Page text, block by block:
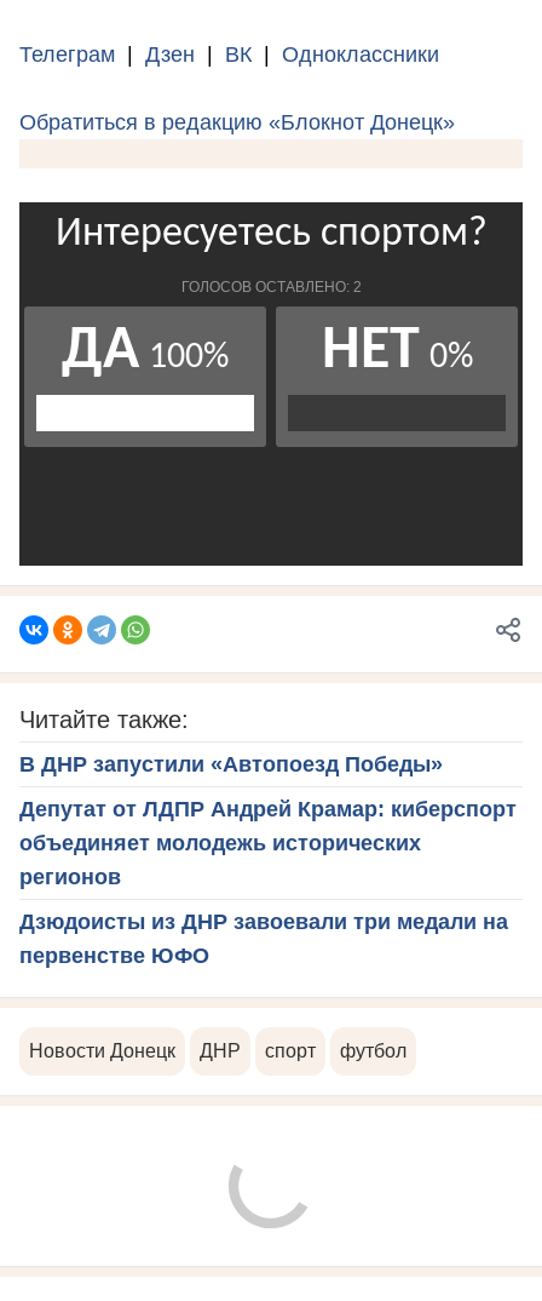
Телеграм | Дзен | ВК | Одноклассники
Обратиться в редакцию «Блокнот Донецк»
Читайте также:
В ДНР запустили «Автопоезд Победы»
Депутат от ЛДПР Андрей Крамар: киберспорт
объединяет молодежь исторических
регионов
Дзюдоисты из ДНР завоевали три медали на
первенстве ЮФО
Новости Донецк ДНР спорт футбол